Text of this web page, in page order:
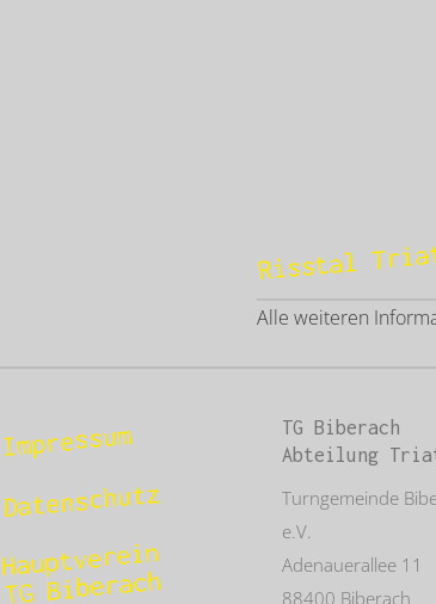
Risstal
Alle weiteren
Impressum
Datenschutz
Hauptverein
TG Biberach
TG Biberach
Abteilung
Turngemeinde
e.V.
Adenauerallee 11
88400 Biberach